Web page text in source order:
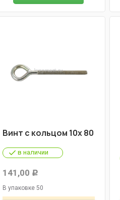
Винт с кольцом 10х 80
в наличии
141,00 Р
В упаковке 50